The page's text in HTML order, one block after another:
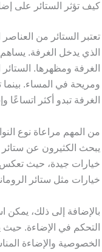
كيف تؤثر الستائر على
تعتبر الستائر من
الذي يدخل الغرفة.
الغرفة ومظهرها.
ومريحة في المساء.
الغرفة تبدو أكثر اتساعًا
من المهم مراعاة نوع
يبحث الكثيرون عن ستائر
خيارات جيدة، حيث تعكس
خيارات مثل ستائر
بالإضافة إلى ذلك، يمكن
التحكم في الإضاءة.
الخصوصية والإضاءة